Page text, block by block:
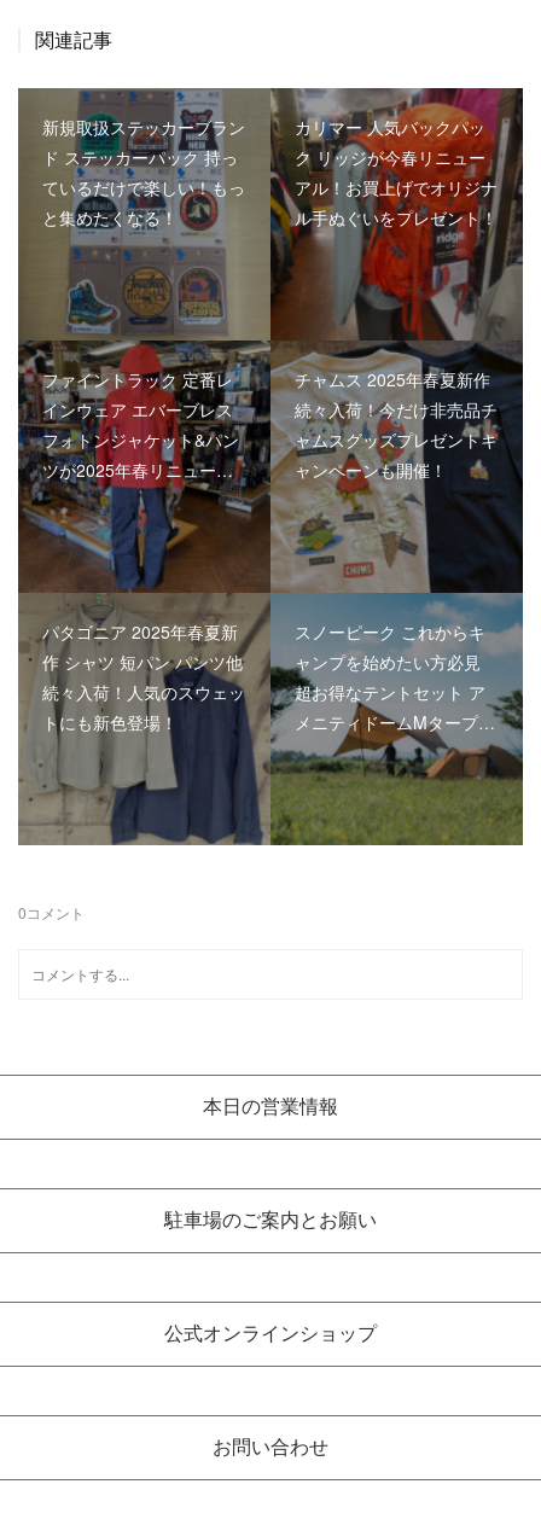
関連記事
新規取扱ステッカーブラン
ド ステッカーパック 持っ
ているだけで楽しい！もっ
と集めたくなる！
カリマー 人気バックパッ
ク リッジが今春リニュー
アル！お買上げでオリジナ
ル手ぬぐいをプレゼント！
ファイントラック 定番レ
インウェア エバーブレス
フォトンジャケット&パン
ツが2025年春リニュー…
チャムス 2025年春夏新作
続々入荷！今だけ非売品チ
ャムスグッズプレゼントキ
ャンペーンも開催！
パタゴニア 2025年春夏新
作 シャツ 短パン パンツ他
続々入荷！人気のスウェッ
トにも新色登場！
スノーピーク これからキ
ャンプを始めたい方必見
超お得なテントセット ア
メニティドームMタープ…
0コメント
本日の営業情報
駐車場のご案内とお願い
公式オンラインショップ
お問い合わせ